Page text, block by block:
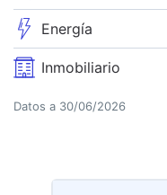
Energía
Inmobiliario
Datos a 30/06/2026